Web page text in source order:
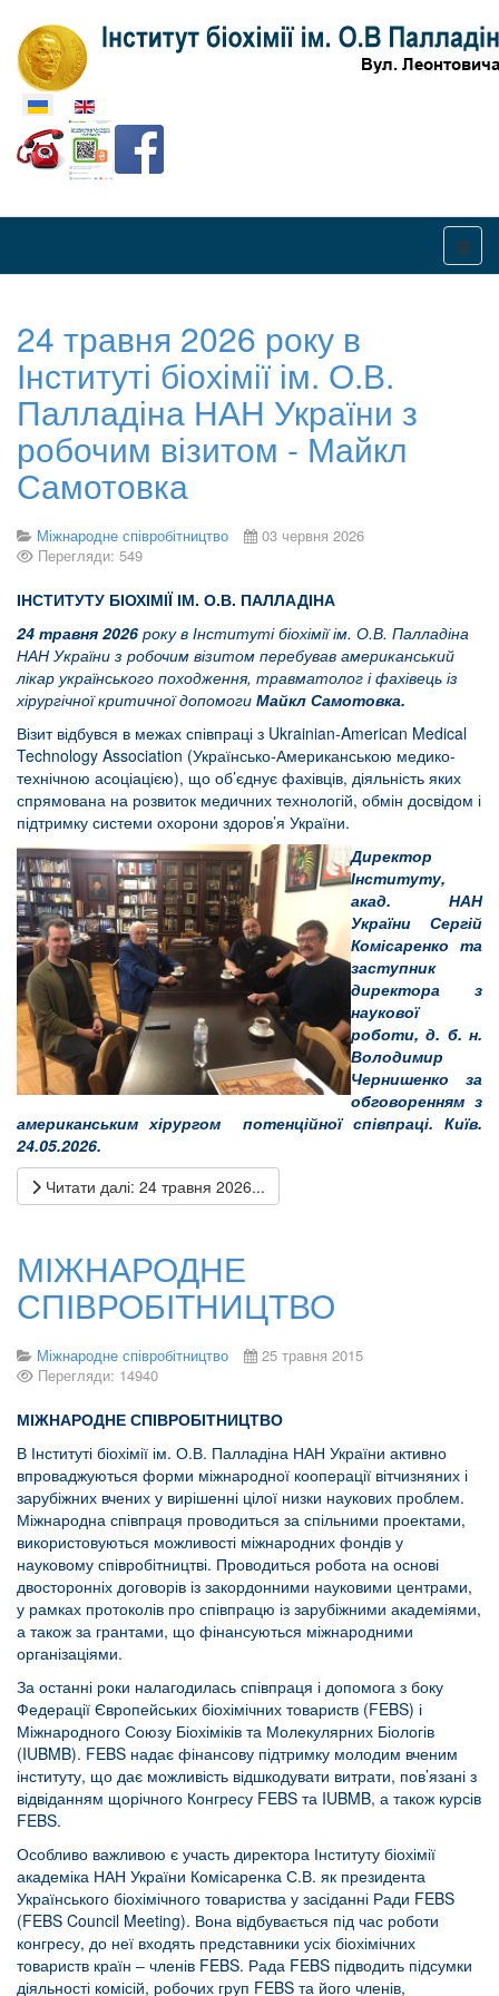
Оберіть свою мову
24 травня 2026 року в
Інституті біохімії ім. О.В.
Палладіна НАН України з
робочим візитом - Майкл
Самотовка
Міжнародне співробітництво
03 червня 2026
Перегляди: 549
ІНСТИТУТУ БІОХІМІЇ ІМ. О.В. ПАЛЛАДІНА
24 травня 2026 року в Інституті біохімії ім. О.В. Палладіна
НАН України з робочим візитом перебував американський
лікар українського походження, травматолог і фахівець із
хірургічної критичної допомоги Майкл Самотовка.
Візит відбувся в межах співпраці з Ukrainian-American Medical
Technology Association (Українсько-Американською медико-
технічною асоціацією), що об’єднує фахівців, діяльність яких
спрямована на розвиток медичних технологій, обмін досвідом і
підтримку системи охорони здоров’я України.
Директор
Інституту,
акад. НАН
України Сергій
Комісаренко та
заступник
директора з
наукової
роботи, д. б. н.
Володимир
Чернишенко за
обговоренням з
американським хірургом потенційної співпраці. Київ.
24.05.2026.
Читати далі: 24 травня 2026...
МІЖНАРОДНЕ
СПІВРОБІТНИЦТВО
Міжнародне співробітництво
25 травня 2015
Перегляди: 14940
МІЖНАРОДНЕ СПІВРОБІТНИЦТВО
В Інституті біохімії ім. О.В. Палладіна НАН України активно
впроваджуються форми міжнародної кооперації вітчизняних і
зарубіжних вчених у вирішенні цілої низки наукових проблем.
Міжнародна співпраця проводиться за спільними проектами,
використовуються можливості міжнародних фондів у
науковому співробітництві. Проводиться робота на основі
двосторонніх договорів із закордонними науковими центрами,
у рамках протоколів про співпрацю із зарубіжними академіями,
а також за грантами, що фінансуються міжнародними
організаціями.
За останні роки налагодилась співпраця і допомога з боку
Федерації Європейських біохімічних товариств (FEBS) і
Міжнародного Союзу Біохіміків та Молекулярних Біологів
(IUBMB). FEBS надає фінансову підтримку молодим вченим
інституту, що дає можливість відшкодувати витрати, пов’язані з
відвіданням щорічного Конгресу FEBS та IUBMB, а також курсів
FEBS.
Особливо важливою є участь директора Інституту біохімії
академіка НАН України Комісаренка С.В. як президента
Українського біохімічного товариства у засіданні Ради FEBS
(FEBS Council Meeting). Вона відбувається під час роботи
конгресу, до неї входять представники усіх біохімічних
товариств країн ‒ членів FEBS. Рада FEBS підводить підсумки
діяльності комісій, робочих груп FEBS та його членів,